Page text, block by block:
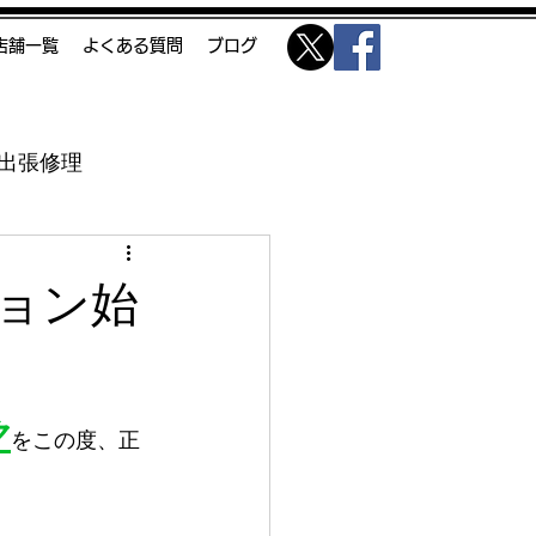
舗一覧 よくある質問 ブログ
張修理
ン始
をこの度、正